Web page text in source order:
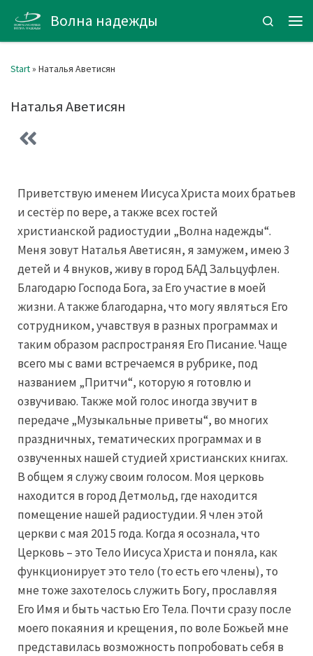
Zum Inhalt springen
Волна надежды Search
Start» Наталья Аветисян
Наталья Аветисян
Приветствую именем Иисуса Христа моих братьев
и сестёр по вере, а также всех гостей
христианской радиостудии „Волна надежды“.
Меня зовут Наталья Аветисян, я замужем, имею 3
детей и 4 внуков, живу в город БАД Зальцуфлен.
Благодарю Господа Бога, за Его участие в моей
жизни. А также благодарна, что могу являться Его
сотрудником, учавствуя в разных программах и
таким образом распространяя Его Писание. Чаще
всего мы с вами встречаемся в рубрике, под
названием „Притчи“, которую я готовлю и
озвучиваю. Также мой голос иногда звучит в
передаче „Музыкальные приветы“, во многих
праздничных, тематических программах и в
озвученных нашей студией христианских книгах.
В общем я служу своим голосом. Моя церковь
находится в город Детмольд, где находится
помещение нашей радиостудии. Я член этой
церкви с мая 2015 года. Когда я осознала, что
Церковь – это Тело Иисуса Христа и поняла, как
функционирует это тело (то есть его члены), то
мне тоже захотелось служить Богу, прославляя
Его Имя и быть частью Его Тела. Почти сразу после
моего покаяния и крещения, по воле Божьей мне
представилась возможность попробовать себя в